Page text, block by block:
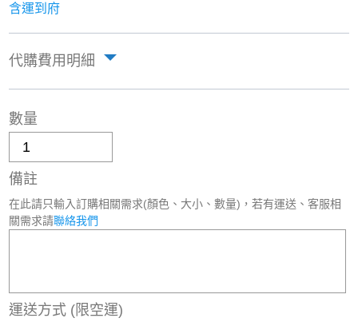
含運到府
代購費用明細
數量
備註
在此請只輸入訂購相關需求(顏色、大小、數量)，若有運送、客服相
關需求請聯絡我們
運送方式 (限空運)